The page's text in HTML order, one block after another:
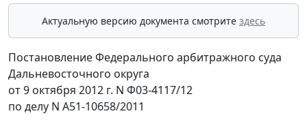
Актуальную версию документа смотрите здесь
Постановление Федерального арбитражного суда
Дальневосточного округа
от 9 октября 2012 г. N Ф03-4117/12
по делу N А51-10658/2011